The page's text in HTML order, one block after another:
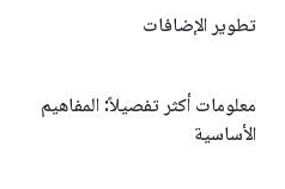
تطوير الإضافات
معلومات أكثر تفصيلاً: المفاهيم
الأساسية